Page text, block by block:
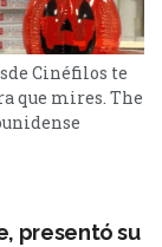
Cinéfilos te
que mires. The
adaptación
nombre,
presentó su